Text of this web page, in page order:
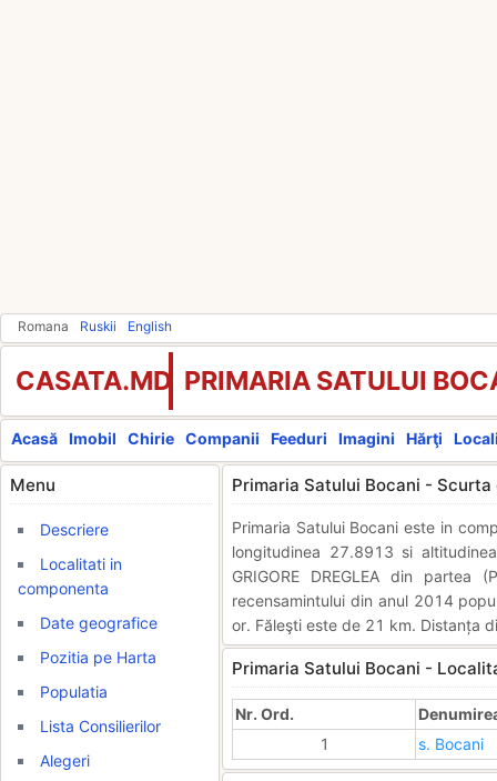
Romana Ruskii English
CASATA.MD PRIMARIA SATULUI
Acasă Imobil Chirie Companii Feeduri Imagini Hărţi
Menu
Descriere
Localitati in
componenta
Date geografice
Pozitia pe Harta
Populatia
Lista Consilierilor
Alegeri
Primaria Satului Bocani - Scurta
Primaria Satului Bocani este in
longitudinea 27.8913 si
GRIGORE DREGLEA din
recensamintului din anul 2014
or. Făleşti este de 21 km. Distanța
Primaria Satului Bocani -
Nr. Ord.
1
s. Bocani